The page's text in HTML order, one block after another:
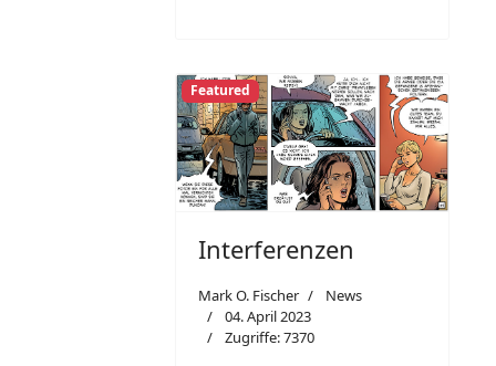
Featured
Interferenzen
Mark O. Fischer
News
04. April 2023
Zugriffe: 7370